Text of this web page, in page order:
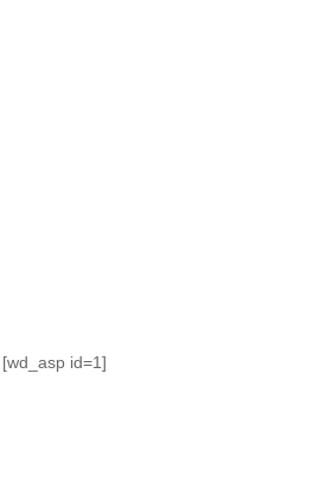
[wd_asp id=1]